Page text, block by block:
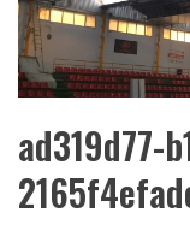
ad319d77-